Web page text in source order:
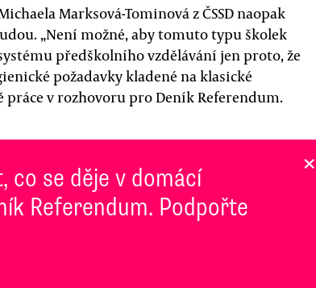
Marksová-Tominová z ČSSD naopak
„Není možné, aby tomuto typu školek
předškolního vzdělávání jen proto, že
požadavky kladené na klasické
v rozhovoru pro Deník Referendum.
co se děje v domácí
Referendum. Podpořte
×